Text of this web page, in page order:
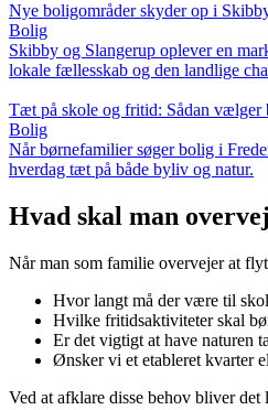
Nye boligområder skyder op i
Bolig
Skibby og Slangerup oplever en
lokale fællesskab og den landlige
Tæt på skole og fritid: Sådan vælger
Bolig
Når børnefamilier søger bolig i
hverdag tæt på både byliv og natur.
Hvad skal man
Når man som familie overvejer at
Hvor langt må der være til
Hvilke fritidsaktiviteter skal
Er det vigtigt at have naturen
Ønsker vi et etableret kvarter
Ved at afklare disse behov bliver